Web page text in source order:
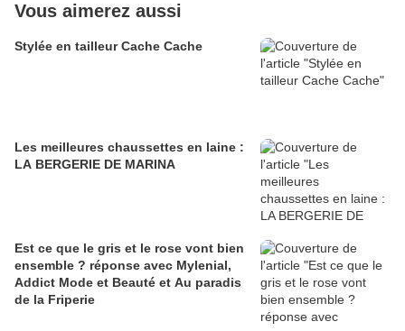
Vous aimerez aussi
Stylée en tailleur Cache Cache
Les meilleures chaussettes en laine :
LA BERGERIE DE MARINA
Est ce que le gris et le rose vont bien
ensemble ? réponse avec Mylenial,
Addict Mode et Beauté et Au paradis
de la Friperie